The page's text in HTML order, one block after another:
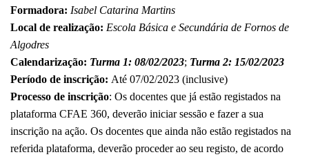
Formadora: Isabel Catarina Martins
Local de realização: Escola Básica e Secundária de Fornos de
Algodres
Calendarização: Turma 1: 08/02/2023; Turma 2: 15/02/2023
Período de inscrição: Até 07/02/2023 (inclusive)
Processo de inscrição: Os docentes que já estão registados na
plataforma CFAE 360, deverão iniciar sessão e fazer a sua
inscrição na ação. Os docentes que ainda não estão registados na
referida plataforma, deverão proceder ao seu registo, de acordo